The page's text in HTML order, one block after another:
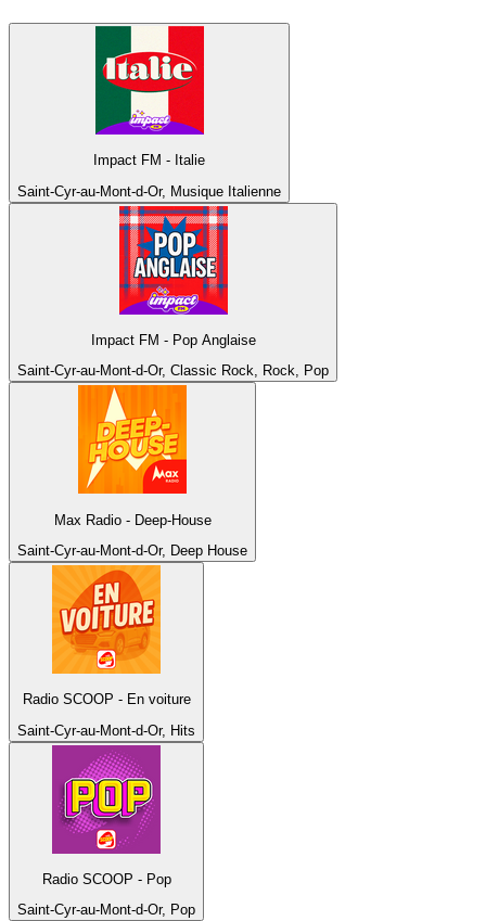
Impact FM - Italie
Saint-Cyr-au-Mont-d-Or, Musique Italienne
Impact FM - Pop Anglaise
Saint-Cyr-au-Mont-d-Or, Classic Rock, Rock, Pop
Max Radio - Deep-House
Saint-Cyr-au-Mont-d-Or, Deep House
Radio SCOOP - En voiture
Saint-Cyr-au-Mont-d-Or, Hits
Radio SCOOP - Pop
Saint-Cyr-au-Mont-d-Or, Pop